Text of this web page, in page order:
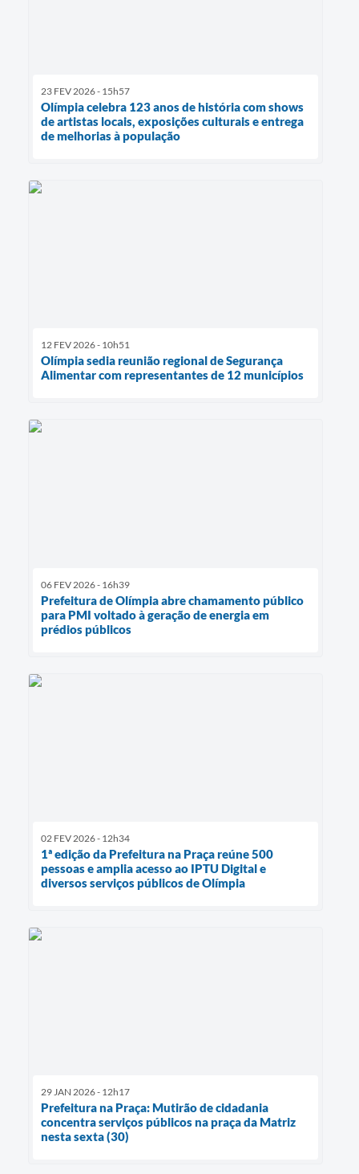
23 FEV 2026 - 15h57
Olímpia celebra 123 anos de história com shows
de artistas locais, exposições culturais e entrega
de melhorias à população
12 FEV 2026 - 10h51
Olímpia sedia reunião regional de Segurança
Alimentar com representantes de 12 municípios
06 FEV 2026 - 16h39
Prefeitura de Olímpia abre chamamento público
para PMI voltado à geração de energia em
prédios públicos
02 FEV 2026 - 12h34
1ª edição da Prefeitura na Praça reúne 500
pessoas e amplia acesso ao IPTU Digital e
diversos serviços públicos de Olímpia
29 JAN 2026 - 12h17
Prefeitura na Praça: Mutirão de cidadania
concentra serviços públicos na praça da Matriz
nesta sexta (30)